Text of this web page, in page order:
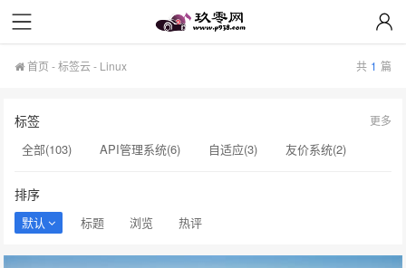
首页 -标签云- Linux 共 1 篇
标签
全部(103) API管理系统(6) 自适应(3)
友价系统(2)
网址(2)
酷狗音乐(2) 音乐模版(2)
更多
排序
默认 标题 浏览 热评
技术教程